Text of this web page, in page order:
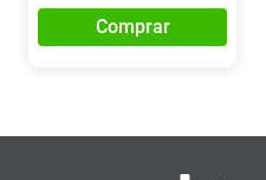
Comprar